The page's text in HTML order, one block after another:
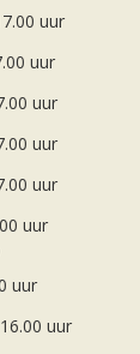
uur
uur
uur
uur
uur
uur
uur
uur